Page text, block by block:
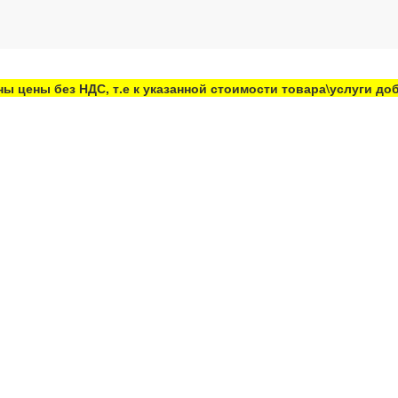
цены без НДС, т.е к указанной стоимости товара\услуги